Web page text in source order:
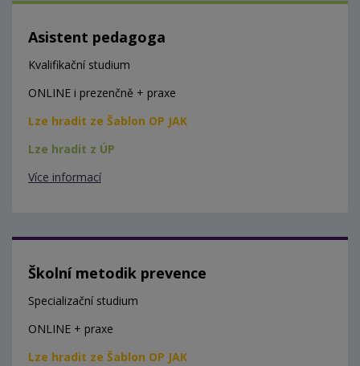
Asistent pedagoga
Kvalifikační studium
ONLINE i prezenčně + praxe
Lze hradit ze Šablon OP JAK
Lze hradit z ÚP
Více informací
Školní metodik prevence
Specializační studium
ONLINE + praxe
Lze hradit ze Šablon OP JAK